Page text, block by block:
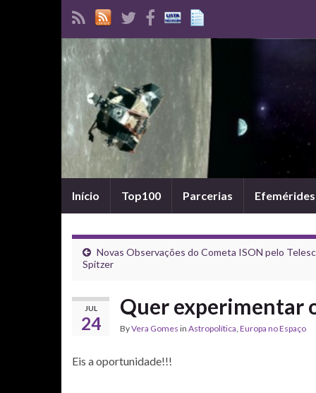
Início Top100 Parcerias Efemérides
Novas Observações do Cometa ISON pelo
Spitzer
JUL
24
Quer experimentar
ByVera Gomes in Astropolítica, Europa no Espaço
Eis a oportunidade!!!